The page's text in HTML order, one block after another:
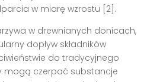
w miarę wzrostu [2].
w drewnianych donicach,
dopływ składników
do tradycyjnego
mogą czerpać substancje